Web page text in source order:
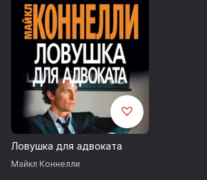
Ловушка для адвоката
Майкл Коннелли